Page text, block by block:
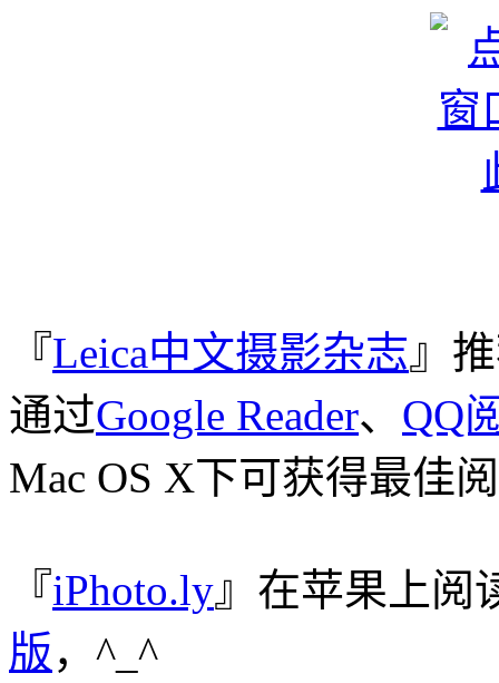
『Leica中文摄影杂志』
通过Google Reader、 QQ
Mac OS X下可获得最佳
『iPhoto.ly』在苹果上阅
版，^_^